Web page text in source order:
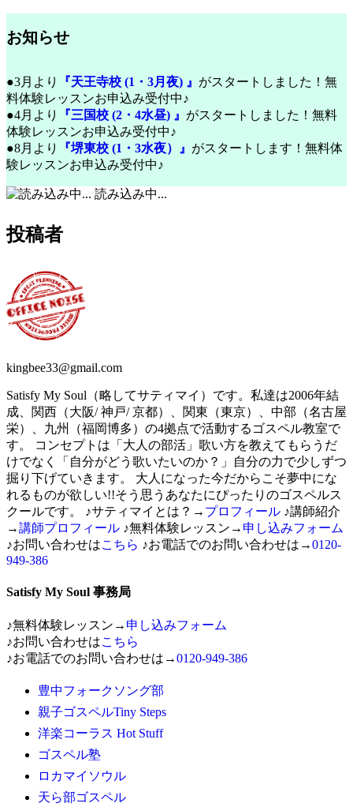
お知らせ
●3月より 『天王寺校 (1・3月夜) 』 がスタートしました！無
料体験レッスンお申込み受付中♪
●4月より
『三国校 (2・4水昼) 』 がスタートしました！無料
体験レッスンお申込み受付中♪
●8月より
『堺東校 (1・3水夜）』 がスタートします！無料体
験レッスンお申込み受付中♪
読み込み中...
投稿者
kingbee33@gmail.com
Satisfy My Soul（略してサティマイ）です。私達は2006年結
成、関西（大阪/ 神戸/ 京都）、関東（東京）、中部（名古屋
栄）、九州（福岡博多）の4拠点で活動するゴスペル教室で
す。 コンセプトは「大人の部活」歌い方を教えてもらうだ
けでなく「自分がどう歌いたいのか？」自分の力で少しずつ
掘り下げていきます。 大人になった今だからこそ夢中にな
れるものが欲しい!!そう思うあなたにぴったりのゴスペルス
クールです。 ♪サティマイとは？→ プロフィール ♪講師紹介
→講師プロフィール ♪無料体験レッスン→ 申し込みフォーム
♪お問い合わせはこちら ♪お電話でのお問い合わせは→0120-
949-386
Satisfy My Soul 事務局
♪無料体験レッスン→ 申し込みフォーム
♪お問い合わせはこちら
♪お電話でのお問い合わせは→0120-949-386
豊中フォークソング部
親子ゴスペルTiny Steps
洋楽コーラス Hot Stuff
ゴスペル塾
ロカマイソウル
天ら部ゴスペル